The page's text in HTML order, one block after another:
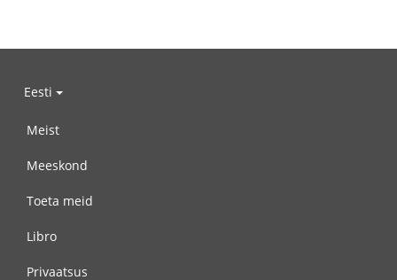
Eesti
Meist
Meeskond
Toeta meid
Libro
Privaatsus